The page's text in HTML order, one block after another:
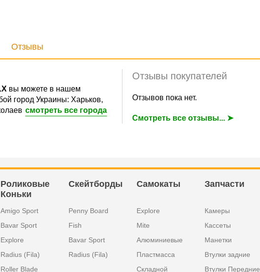
Отзывы
Отзывы покупателей
Отзывов пока нет.
Смотреть все отзывы... ➤
вы можете в нашем
город Украины: Харьков,
смотреть все города
Роликовые
Коньки
Amigo Sport
Bavar Sport
Explore
Radius (Fila)
Roller Blade
Скейтборды
Penny Board
Fish
Bavar Sport
Radius (Fila)
Самокаты
Explore
Mite
Алюминиевые
Пластмасса
Складной
Запчасти
Камеры
Кассеты
Манетки
Втулки задние
Втулки Передние